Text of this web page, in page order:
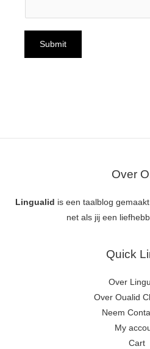
Submit
Over
Lingualid is een taalblog
net als jij een
Quick
Over
Over Oualid
Neem
My
Cart